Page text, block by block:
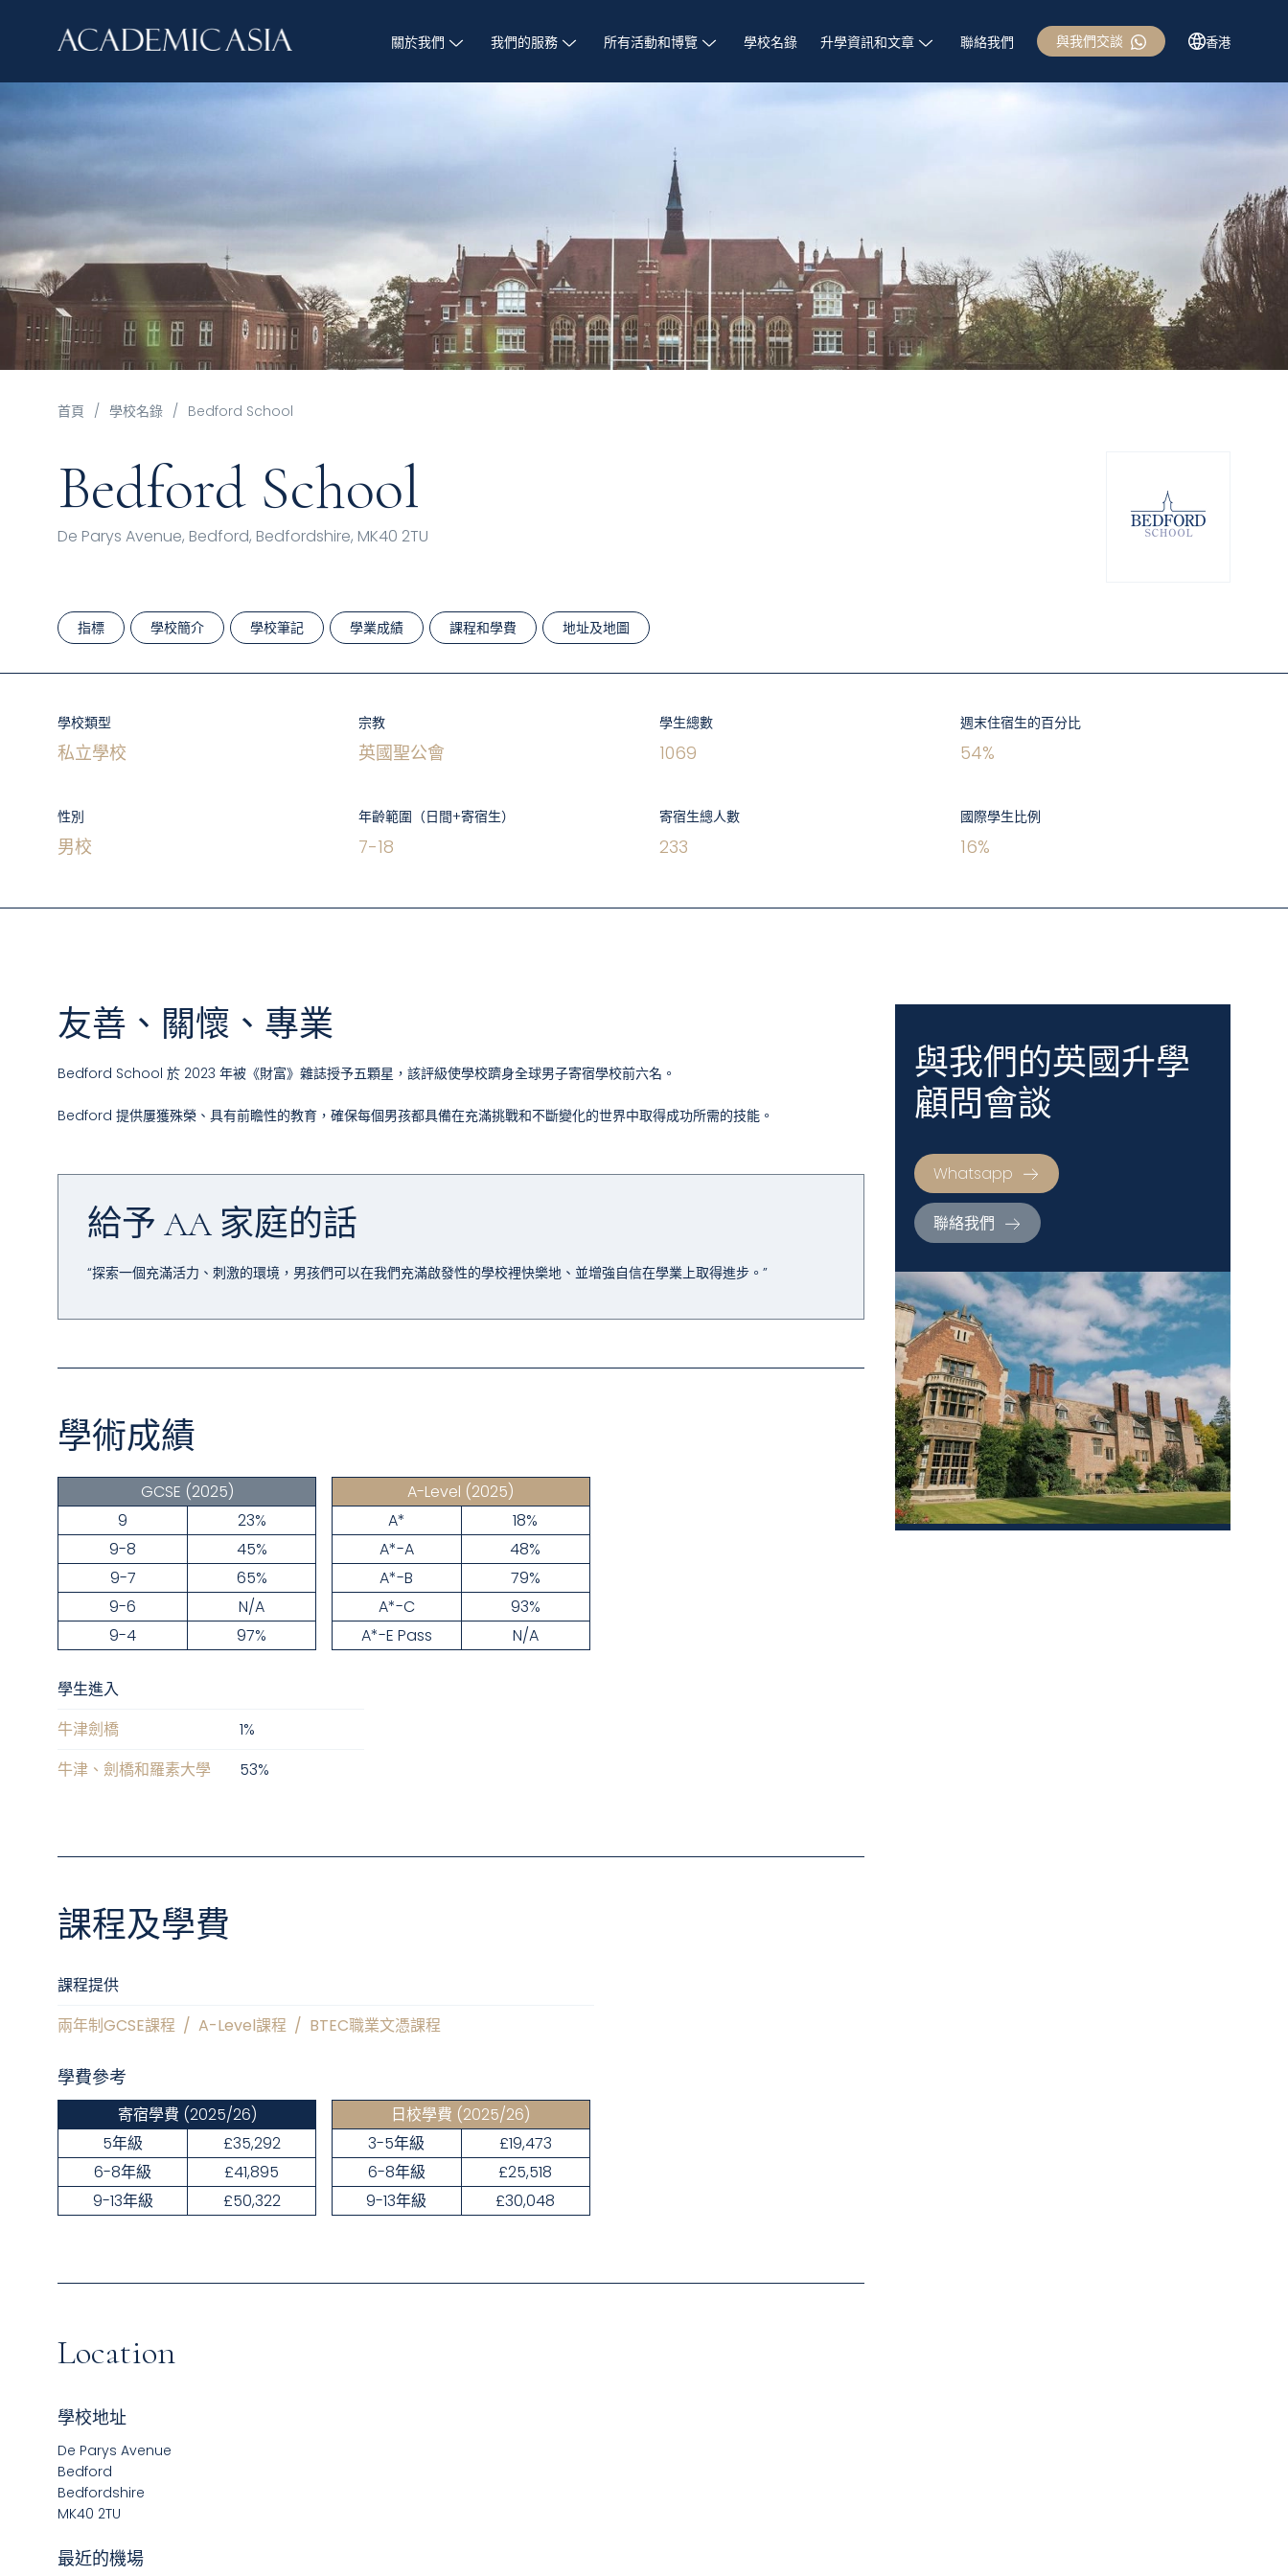
關於我們 我們的服務 所有活動和博覽 學校名錄 升學資訊和文章 聯絡我們 與我們交談 香港
首頁 / 學校名錄 / Bedford School
Bedford School
De Parys Avenue, Bedford, Bedfordshire, MK40 2TU
指標 學校簡介 學校筆記 學業成績 課程和學費 地址及地圖
學校類型
私立學校
宗教
英國聖公會
學生總數
1069
週末住宿生的百分比
54%
性別
男校
年齡範圍（日間+寄宿生）
7-18
寄宿生總人數
233
國際學生比例
16%
友善、關懷、專業
Bedford School 於 2023 年被《財富》雜誌授予五顆星，該評級使學校躋身全球男子寄宿學校前六名。
Bedford 提供屢獲殊榮、具有前瞻性的教育，確保每個男孩都具備在充滿挑戰和不斷變化的世界中取得成功所需的技能。
給予 AA 家庭的話
“探索一個充滿活力、刺激的環境，男孩們可以在我們充滿啟發性的學校裡快樂地、並增強自信在學業上取得進步。”
學術成績
GCSE (2025)
9
23%
9-8
45%
9-7
65%
9-6
N/A
9-4
97%
A-Level (2025)
A*
18%
A*-A
48%
A*-B
79%
A*-C
93%
A*-E Pass
N/A
學生進入
牛津劍橋
1%
牛津、劍橋和羅素大學
53%
課程及學費
課程提供
兩年制GCSE課程 / A-Level課程 / BTEC職業文憑課程
學費參考
寄宿學費 (2025/26)
5年級
£35,292
6-8年級
£41,895
9-13年級
£50,322
日校學費 (2025/26)
3-5年級
£19,473
6-8年級
£25,518
9-13年級
£30,048
Location
學校地址
De Parys Avenue
Bedford
Bedfordshire
MK40 2TU
最近的機場
與我們的英國升學
顧問會談
Whatsapp
聯絡我們